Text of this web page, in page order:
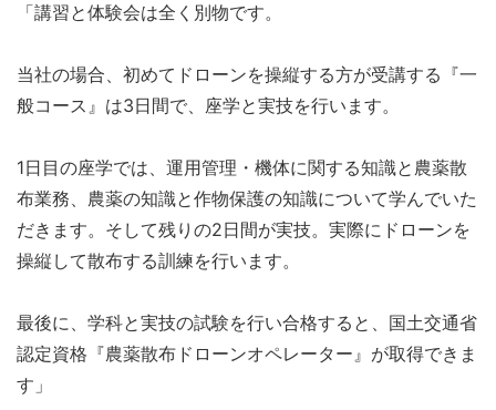
「講習と体験会は全く別物です。
当社の場合、初めてドローンを操縦する方が受講する『一
般コース』は3日間で、座学と実技を行います。
1日目の座学では、運用管理・機体に関する知識と農薬散
布業務、農薬の知識と作物保護の知識について学んでいた
だきます。そして残りの2日間が実技。実際にドローンを
操縦して散布する訓練を行います。
最後に、学科と実技の試験を行い合格すると、国土交通省
認定資格『農薬散布ドローンオペレーター』が取得できま
す」